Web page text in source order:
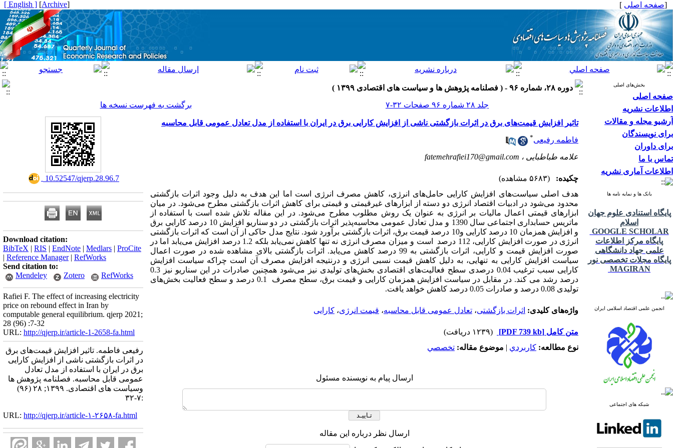
[صفحه اصلی ]
[
Archive
]
[ English ]
بخش‌های اصلی
صفحه اصلی
اطلاعات نشریه
آرشیو مجله و مقالات
برای نویسندگان
برای داوران
تماس با ما
اطلاعات آماری نشریه
بانک ها و نمایه نامه ها
پایگاه استنادی علوم جهان
اسلام
GOOGLE SCHOLAR
پایگاه مرکز اطلاعات
علمی جهاد دانشگاهی
پایگاه مجلات تخصصی نور
MAGIRAN
انجمن علمی اقتصاد اسلامی ایران
شبکه های اجتماعی
دوره ۲۸، شماره ۹۶ - ( فصلنامه پژوهش ها و سیاست های اقتصادی ۱۳۹۹ )
جلد ۲۸ شماره ۹۶ صفحات ۳۲-۷
برگشت به فهرست نسخه ها
تاثیر افزایش قیمت‌های برق در اثرات بازگشتی ناشی از افزایش کارایی برق در ایران با استفاده از مدل تعادل عمومی قابل محاسبه
فاطمه رفیعی*
علامه طباطبایی ، fatemehrafiei170@gmail.com
چکیده:
(۵۶۸۳ مشاهده)
هدف اصلی سیاست‌های افزایش کارایی حامل‌های انرژی، کاهش مصرف انرژی است اما این هدف به دلیل وجود اثرات بازگشتی
محدود می‌شود در ادبیات اقتصاد انرژی دو دسته از ابزارهای غیرقیمتی و قیمتی برای کاهش اثرات بازگشتی مطرح می‌شود. در میان
ابزارهای قیمتی اعمال مالیات بر انرژی به عنوان یک روش مطلوب مطرح می‌شود. در این مقاله تلاش شده است با استفاده از
ماتریس حسابداری اجتماعی سال 1390 و مدل تعادل عمومی محاسبه‌پذیر اثرات بازگشتی در دو سناریو افزایش 10 درصد کارایی برق
و افزایش همزمان 10 درصد کارایی و10 درصد قیمت برق، اثرات بازگشتی برآورد شود. نتایج مدل حاکی از آن است که اثرات بازگشتی
انرژی در صورت افزایش کارایی، 112 درصد است و میزان مصرف انرژی نه تنها کاهش نمی‌یابد بلکه 1.2 درصد افزایش می‌یابد اما در
صورت افزایش قیمت و کارایی، اثرات بازگشتی به 99 درصد کاهش می‌یابد. اثرات بازگشتی بالای مشاهده شده در صورت اعمال
سیاست افزایش کارایی به تنهایی، به دلیل کاهش قیمت نسبی انرژی و درنتیجه افزایش مصرف آن است چراکه سیاست افزایش
کارایی سبب ترغیب 0.04 درصدی سطح فعالیت‌های اقتصادی بخش‌های تولیدی نیز می‌شود همچنین صادرات در این سناریو نیز 0.3
درصد رشد می کند. در مقابل در سیاست افزایش همزمان کارایی و قیمت برق، سطح مصرف 0.1 درصد و سطح فعالیت بخش‌های
تولیدی 0.08 درصد و صادرات 0.05 درصد کاهش خواهد یافت.
واژه‌های کلیدی: اثرات بازگشتی، تعادل عمومی قابل محاسبه، قیمت انرژی، کارایی
متن کامل [PDF 739 kb]
(۱۲۳۹ دریافت)
نوع مطالعه: كاربردي | موضوع مقاله: تخصصي
ارسال پیام به نویسنده مسئول
ارسال نظر درباره این مقاله
‎ 10.52547/qjerp.28.96.7
Download citation:
BibTeX | RIS | EndNote | Medlars | ProCite
| Reference Manager| RefWorks
Send citation to:
Mendeley
Zotero RefWorks
Rafiei F. The effect of increasing electricity
price on rebound effect in Iran by
computable general equilibrium. qjerp 2021;
28 (96) :7-32
URL: http://qjerp.ir/article-1-2658-fa.html
رفیعی فاطمه. تاثیر افزایش قیمت‌های برق
در اثرات بازگشتی ناشی از افزایش کارایی
برق در ایران با استفاده از مدل تعادل
عمومی قابل محاسبه. فصلنامه پژوهش ها
وسیاست های اقتصادی. ۱۳۹۹; ۲۸ (۹۶)
:۷-۳۲
URL: http://qjerp.ir/article-۱-۲۶۵۸-fa.html